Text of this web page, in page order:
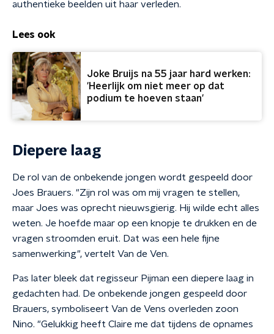
authentieke beelden uit haar verleden.
Lees ook
Joke Bruijs na 55 jaar hard werken:
'Heerlijk om niet meer op dat
podium te hoeven staan'
Diepere laag
De rol van de onbekende jongen wordt gespeeld door
Joes Brauers. "Zijn rol was om mij vragen te stellen,
maar Joes was oprecht nieuwsgierig. Hij wilde echt alles
weten. Je hoefde maar op een knopje te drukken en de
vragen stroomden eruit. Dat was een hele fijne
samenwerking", vertelt Van de Ven.
Pas later bleek dat regisseur Pijman een diepere laag in
gedachten had. De onbekende jongen gespeeld door
Brauers, symboliseert Van de Vens overleden zoon
Nino. "Gelukkig heeft Claire me dat tijdens de opnames